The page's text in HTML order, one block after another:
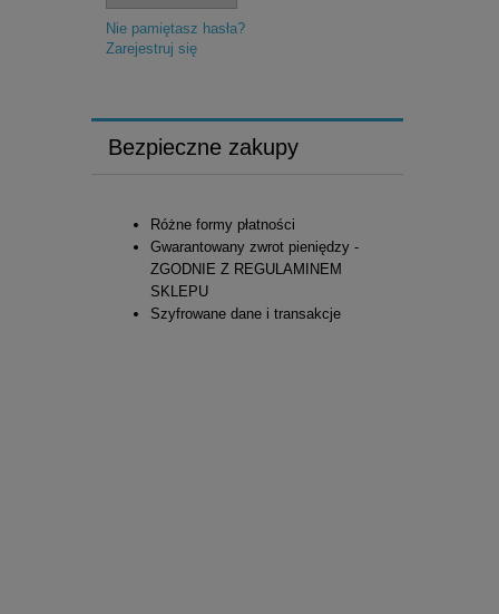
Nie pamiętasz hasła?
Zarejestruj się
Bezpieczne zakupy
Różne formy płatności
Gwarantowany zwrot pieniędzy -
ZGODNIE Z REGULAMINEM
SKLEPU
Szyfrowane dane i transakcje